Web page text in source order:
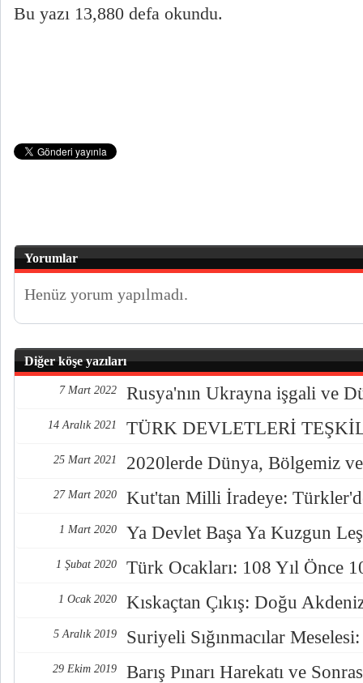
Bu yazı 13,880 defa okundu.
Yorumlar
Henüz yorum yapılmadı.
Diğer köşe yazıları
7 Mart 2022 Rusya'nın Ukrayna işgali ve
14 Aralık 2021 TÜRK DEVLETLERİ
25 Mart 2021 2020lerde Dünya, Bölgemiz
27 Mart 2020 Kut'tan Milli İradeye:
1 Mart 2020 Ya Devlet Başa Ya Kuzgun
1 Şubat 2020 Türk Ocakları: 108 Yıl Önce
1 Ocak 2020 Kıskaçtan Çıkış: Doğu
5 Aralık 2019 Suriyeli Sığınmacılar
29 Ekim 2019 Barış Pınarı Harekatı ve